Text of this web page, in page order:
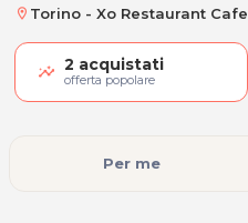
location_on Torino - Xo Restaurant Cafe
2 acquistati
offerta popolare
Per me